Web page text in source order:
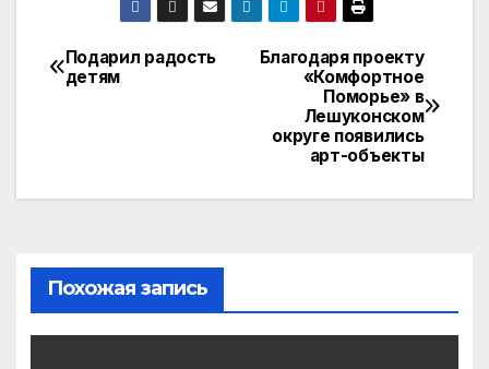
n
o
s
ki
ail at e
gr
m
.R
u
p
y
Li
n
k
Навигация
Благодаря проекту
«Комфортное
Поморье» в
Лешуконском
округе появились
арт-объекты
Подарил радость
детям
Похожая запись